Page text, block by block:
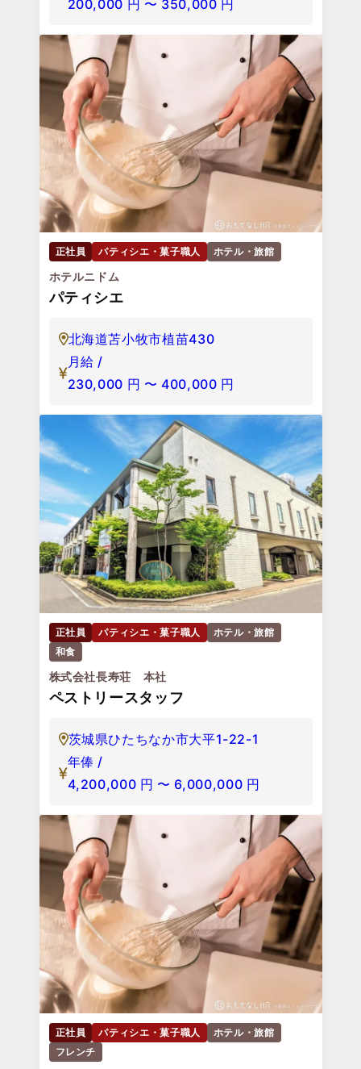
200,000 円 〜 350,000 円
正社員 パティシエ・菓子職人 ホテル・旅館
ホテルニドム
パティシエ
北海道苫小牧市植苗430
月給 /
230,000 円 〜 400,000 円
正社員 パティシエ・菓子職人
ホテル・旅館
和食
株式会社長寿荘 本社
ペストリースタッフ
茨城県ひたちなか市大平1-22-1
年俸 /
4,200,000 円 〜 6,000,000 円
正社員 パティシエ・菓子職人
ホテル・旅館
フレンチ